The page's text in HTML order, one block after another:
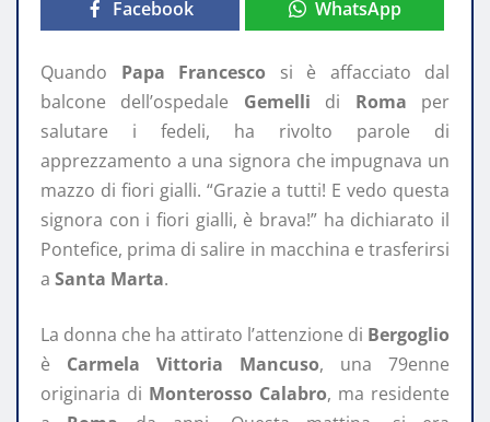
Facebook WhatsApp
Quando Papa Francesco si è affacciato dal
balcone dell’ospedale Gemelli di Roma per
salutare i fedeli, ha rivolto parole di
apprezzamento a una signora che impugnava un
mazzo di fiori gialli. “Grazie a tutti! E vedo questa
signora con i fiori gialli, è brava!” ha dichiarato il
Pontefice, prima di salire in macchina e trasferirsi
a Santa Marta.
La donna che ha attirato l’attenzione di Bergoglio
è Carmela Vittoria Mancuso, una 79enne
originaria di Monterosso Calabro, ma residente